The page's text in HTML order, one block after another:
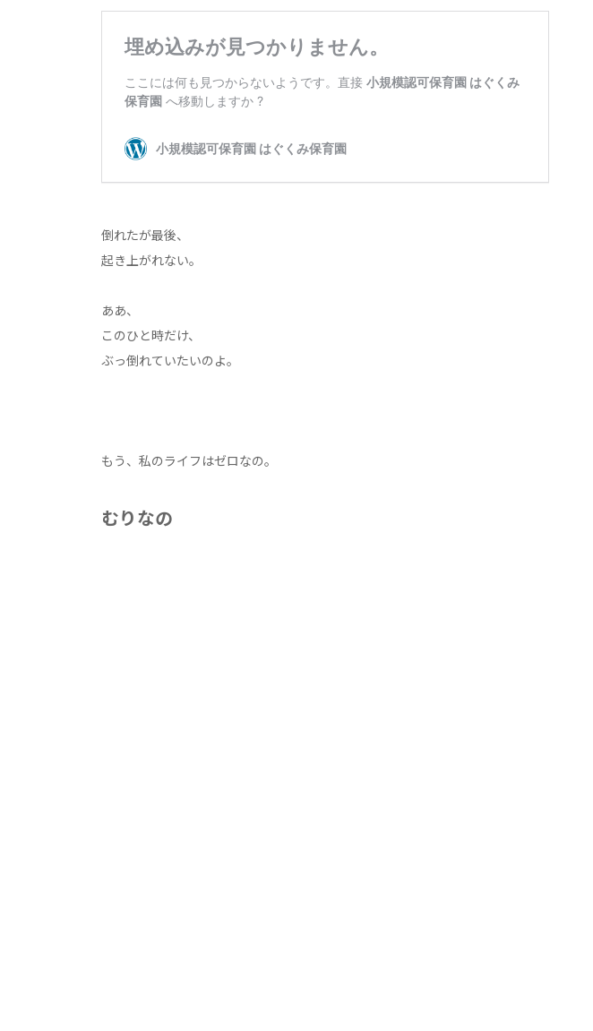
倒れたが最後、
起き上がれない。
ああ、
このひと時だけ、
ぶっ倒れていたいのよ。
もう、私のライフはゼロなの。
むりなの